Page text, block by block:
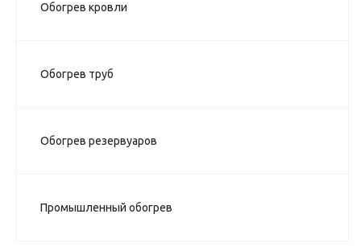
Обогрев кровли
Обогрев труб
Обогрев резервуаров
Промышленный обогрев